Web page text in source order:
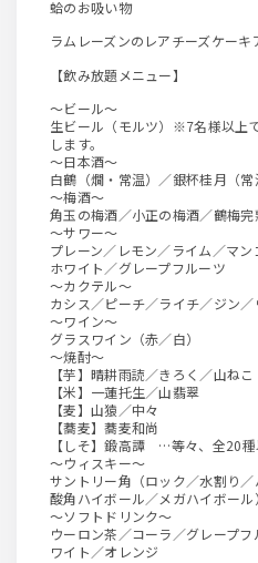
蛤のお吸い物
ラムレーズンのレアチーズケーキ
【飲み放題メニュー】
～ビール～
生ビール（モルツ）※7名様以上
します。
～日本酒～
白鶴（燗・常温）／銀杯桂月（常
～梅酒～
角玉の梅酒／小正の梅酒／鶴梅完
～サワー～
プレーン／レモン／ライム／マ
ホワイト／グレープフルーツ
～カクテル～
カシス／ピーチ／ライチ／ジン／
～ワイン～
グラスワイン（赤／白）
～焼酎～
【芋】晴耕雨読／きろく／山ねこ
【米】一蓮托生／山翡翠
【麦】山猿／中々
【蕎麦】蕎麦和尚
【しそ】鍛高譚 …等々、全20種
～ウィスキー～
サントリー角（ロック／水割り
酸角ハイボール／メガハイボール）
～ソフトドリンク～
ウーロン茶／コーラ／グレープ
ワイト／オレンジ